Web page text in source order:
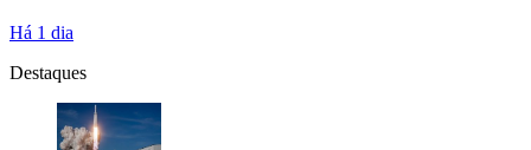
Há 1 dia
Destaques